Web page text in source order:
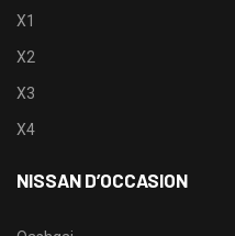
X1
X2
X3
X4
NISSAN D’OCCASION